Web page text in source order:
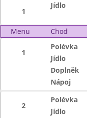
1
Jídlo
Menu Chod
1
Polévka
Jídlo
Doplněk
Nápoj
2
Polévka
Jídlo